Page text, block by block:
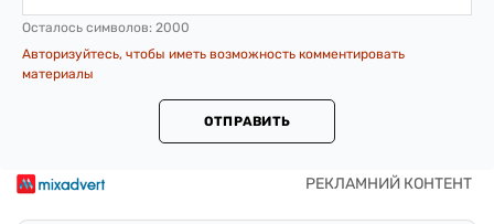
Осталось символов: 2000
Авторизуйтесь, чтобы иметь возможность комментировать
материалы
ОТПРАВИТЬ